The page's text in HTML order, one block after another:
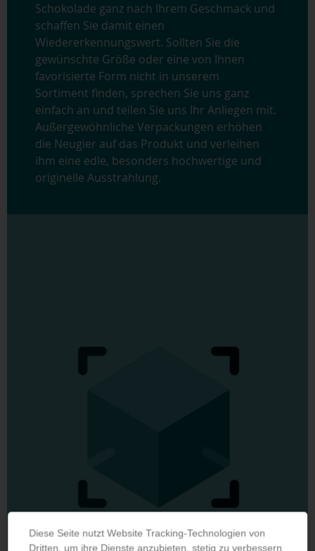
Schokolade ganz nach Ihrem Geschmack und
schaffen Sie damit einen
Wiedererkennungswert. Sollten Sie die
gewünschte Größe oder eine von Ihnen
favorisierte Form nicht in unserem
Sortiment finden, sprechen Sie uns ganz
einfach an und teilen Sie uns Ihr Anliegen mit.
Außergewöhnliche Verpackungen erhöhen
die Neugier auf das Produkt und verleihen
ihm eine edle, besonders hochwertige und
originelle Ausstrahlung.
Diese Seite nutzt Website Tracking-Technologien von
Dritten, um ihre Dienste anzubieten, stetig zu verbessern